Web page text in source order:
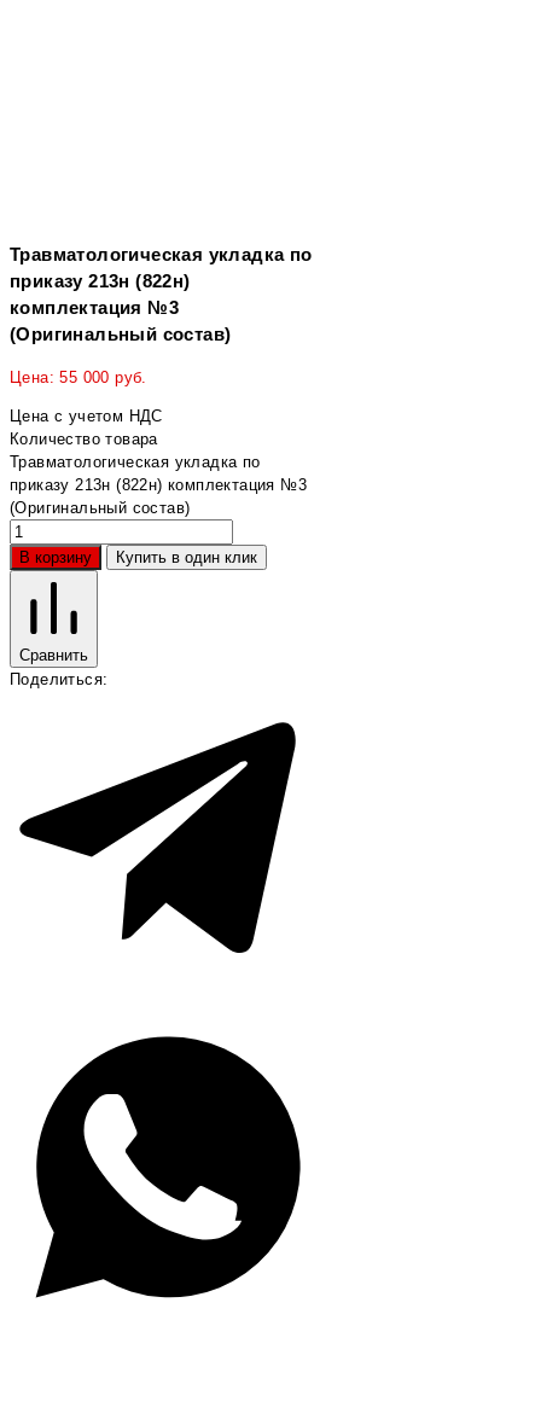
Травматологическая укладка по
приказу 213н (822н)
комплектация №3
(Оригинальный состав)
Цена:55 000 руб.
Цена с учетом НДС
Количество товара
Травматологическая укладка по
приказу 213н (822н) комплектация №3
(Оригинальный состав)
В корзину Купить в один клик
Сравнить
Поделиться: